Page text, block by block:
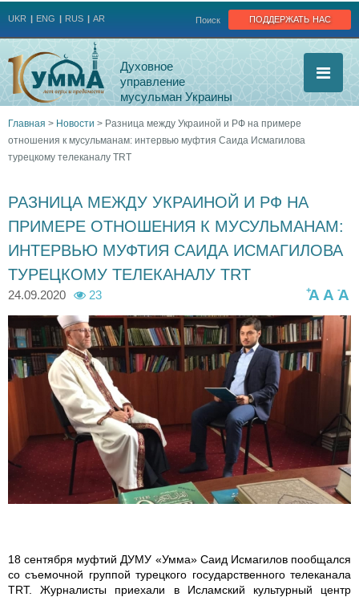
поддержать нас
Поиск
UKR ENG RUS AR
Духовное
управление
мусульман Украины
Вы
Главная > Новости > Разница между Украиной и РФ на примере
отношения к мусульманам: интервью муфтия Саида Исмагилова
турецкому телеканалу TRT
РАЗНИЦА МЕЖДУ УКРАИНОЙ И РФ НА
ПРИМЕРЕ ОТНОШЕНИЯ К МУСУЛЬМАНАМ:
ИНТЕРВЬЮ МУФТИЯ САИДА ИСМАГИЛОВА
ТУРЕЦКОМУ ТЕЛЕКАНАЛУ TRT
24.09.2020 23 -A
A
+A
1
1
9
3
9
18 сентября муфтий ДУМУ «Умма» Саид Исмагилов пообщался
со съемочной группой турецкого государственного телеканала
TRT. Журналисты приехали в Исламский культурный центр